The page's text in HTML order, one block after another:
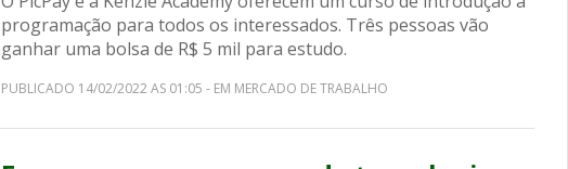
programação para todos os interessados. Três pessoas vão
ganhar uma bolsa de R$ 5 mil para estudo.
PUBLICADO 14/02/2022 AS 01:05 - EM MERCADO DE TRABALHO